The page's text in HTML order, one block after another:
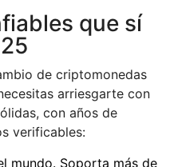
que sí
de criptomonedas
arriesgarte con
con años de
verificables:
mundo. Soporta más de